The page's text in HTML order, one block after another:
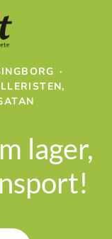
·
lager,